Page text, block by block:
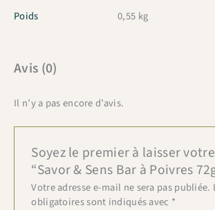
Poids 0,55 kg
Avis (0)
Il n’y a pas encore d’avis.
Soyez le premier à laisser
“Savor & Sens Bar à Poivres
Votre adresse e-mail ne sera pas publiée.
obligatoires sont indiqués avec *